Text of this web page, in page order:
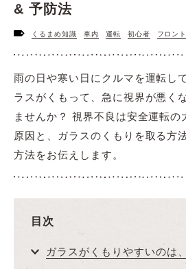
& 予防法
くるまめ知識 車内 運転 初心者 フロン
雨の日や寒い日にクルマを運転し
ラスがくもって、急に視界が悪く
ませんか？ 視界不良は安全運転の
原因と、ガラスのくもりを取る方
方法をお伝えします。
目次
ガラスがくもりやすいのは